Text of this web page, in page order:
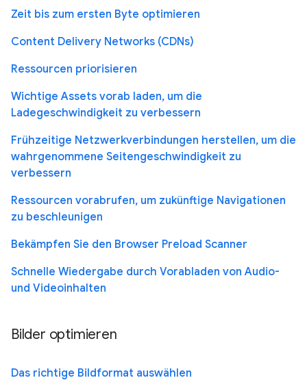
Zeit bis zum ersten Byte optimieren
Content Delivery Networks (CDNs)
Ressourcen priorisieren
Wichtige Assets vorab laden, um die
Ladegeschwindigkeit zu verbessern
Frühzeitige Netzwerkverbindungen herstellen, um die
wahrgenommene Seitengeschwindigkeit zu
verbessern
Ressourcen vorabrufen, um zukünftige Navigationen
zu beschleunigen
Bekämpfen Sie den Browser Preload Scanner
Schnelle Wiedergabe durch Vorabladen von Audio-
und Videoinhalten
Bilder optimieren
Das richtige Bildformat auswählen